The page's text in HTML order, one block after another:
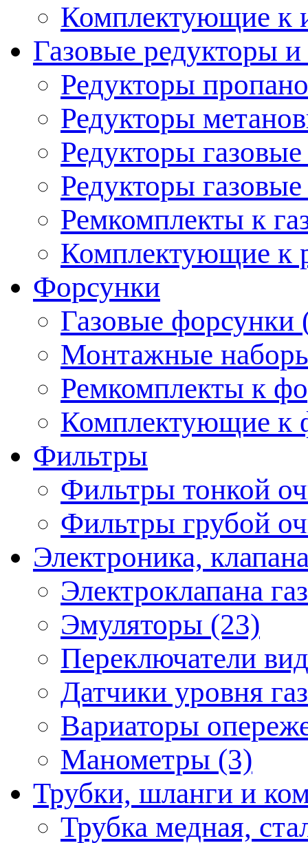
Комплектующие к
Газовые редукторы
Редукторы
Редукторы
Редукторы
Редукторы
Ремкомплекты к
Комплектующие к
Форсунки
Газовые форсунки
Монтажные
Ремкомплекты к
Комплектующие к
Фильтры
Фильтры тонкой
Фильтры грубой
Электроника,
Электроклапана
Эмуляторы (23)
Переключатели
Датчики уровня
Вариаторы
Манометры (3)
Трубки, шланги и
Трубка медная,